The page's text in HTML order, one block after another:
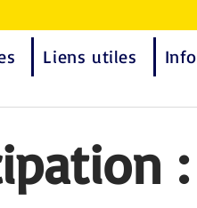
Liens utiles